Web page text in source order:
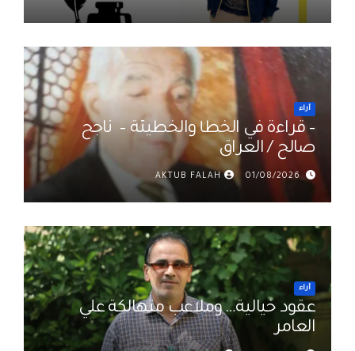
أراء
– قراءة في الخطأ والخطيئة – ناجح
صالح / العراق
01/08/2026
AKTUB FALAH
أراء
عقود خيالية… وملاعب متهالكة علي
العامر